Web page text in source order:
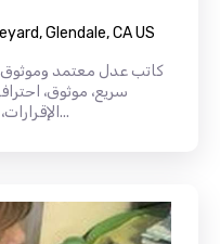
Glendale, CA US
كاتب عدل معتمد
سريع، موثوق،
الإقرارات، والتوكيلات، والوثائق، والعقود، وال...